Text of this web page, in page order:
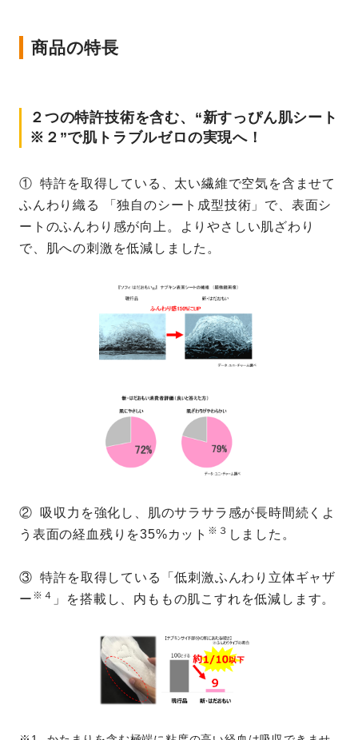
商品の特長
２つの特許技術を含む、“新すっぴん肌シート
※２”で肌トラブルゼロの実現へ！
① 特許を取得している、太い繊維で空気を含ませて
ふんわり織る 「独自のシート成型技術」で、表面シ
ートのふんわり感が向上。よりやさしい肌ざわり
で、肌への刺激を低減しました。
② 吸収力を強化し、肌のサラサラ感が長時間続くよ
う表面の経血残りを35%カット ※３ しました。
③ 特許を取得している「低刺激ふんわり立体ギャザ
ー ※４ 」を搭載し、内ももの肌こすれを低減し ます。